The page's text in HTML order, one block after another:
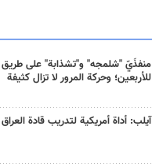
منفذَيّ "شلمجه" و"تشذابة" على طريق
للأربعين؛ وحركة المرور لا تزال كثيفة
آيلب: أداة أمريكية لتدريب قادة